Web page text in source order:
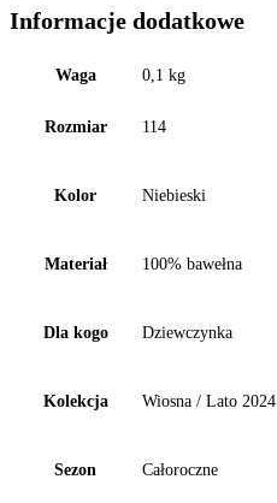
Informacje dodatkowe
Waga 0,1 kg
Rozmiar 114
Kolor Niebieski
Materiał 100% bawełna
Dla kogo Dziewczynka
Kolekcja Wiosna / Lato 2024
Sezon Całoroczne